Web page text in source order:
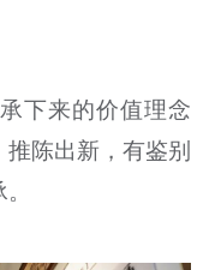
下来的价值理念
陈出新，有鉴别